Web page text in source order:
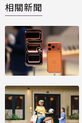
相關新聞